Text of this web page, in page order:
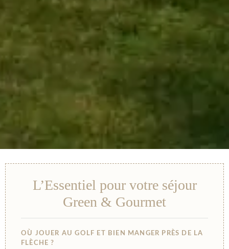
L’Essentiel pour votre séjour
Green & Gourmet
OÙ JOUER AU GOLF ET BIEN MANGER PRÈS DE LA
FLÈCHE ?